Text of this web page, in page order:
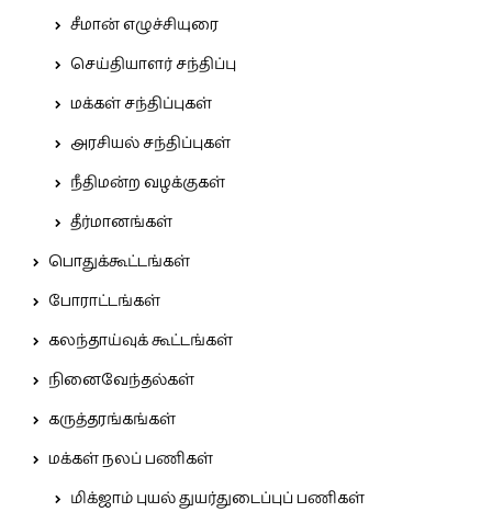
சீமான் எழுச்சியுரை
செய்தியாளர் சந்திப்பு
மக்கள் சந்திப்புகள்
அரசியல் சந்திப்புகள்
நீதிமன்ற வழக்குகள்
தீர்மானங்கள்
பொதுக்கூட்டங்கள்
போராட்டங்கள்
கலந்தாய்வுக் கூட்டங்கள்
நினைவேந்தல்கள்
கருத்தரங்கங்கள்
மக்கள் நலப் பணிகள்
மிக்ஜாம் புயல் துயர்துடைப்புப் பணிகள்